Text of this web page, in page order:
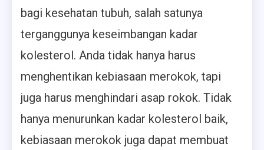
bagi kesehatan tubuh, salah satunya
terganggunya keseimbangan kadar
kolesterol. Anda tidak hanya harus
menghentikan kebiasaan merokok, tapi
juga harus menghindari asap rokok. Tidak
hanya menurunkan kadar kolesterol baik,
kebiasaan merokok juga dapat membuat